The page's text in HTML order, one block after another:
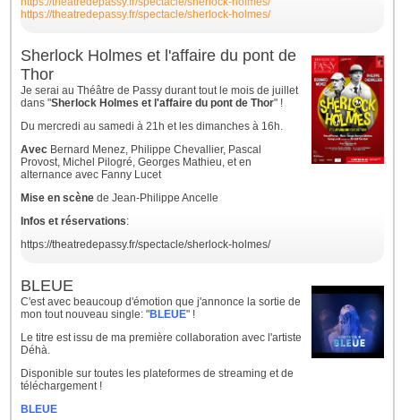
https://theatredepassy.fr/spectacle/sherlock-holmes/
Sherlock Holmes et l'affaire du pont de
Thor
Je serai au Théâtre de Passy durant tout le mois de juillet
dans "Sherlock Holmes et l'affaire du pont de Thor" !
Du mercredi au samedi à 21h et les dimanches à 16h.
Avec Bernard Menez, Philippe Chevallier, Pascal
Provost, Michel Pilogré, Georges Mathieu, et en
alternance avec Fanny Lucet
Mise en scène de Jean-Philippe Ancelle
Infos et réservations:
https://theatredepassy.fr/spectacle/sherlock-holmes/
BLEUE
C'est avec beaucoup d'émotion que j'annonce la sortie de
mon tout nouveau single: "BLEUE" !
Le titre est issu de ma première collaboration avec l'artiste
Déhà.
Disponible sur toutes les plateformes de streaming et de
téléchargement !
BLEUE